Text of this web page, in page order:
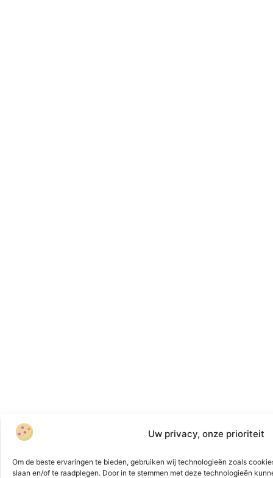
Uw privacy, onze prioriteit
Om de beste ervaringen te bieden, gebruiken wij technologieën zoals
slaan en/of te raadplegen. Door in te stemmen met deze technologieën